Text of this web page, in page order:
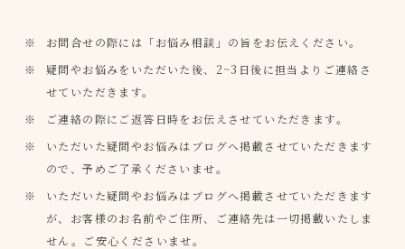
お問合せの際には「お悩み相談」の旨をお伝えください。
疑問やお悩みをいただいた後、2~3日後に担当よりご連絡さ
せていただきます。
ご連絡の際にご返答日時をお伝えさせていただきます。
いただいた疑問やお悩みはブログへ掲載させていただきます
ので、予めご了承くださいませ。
いただいた疑問やお悩みはブログへ掲載させていただきます
が、お客様のお名前やご住所、ご連絡先は一切掲載いたしま
せん。ご安心くださいませ。